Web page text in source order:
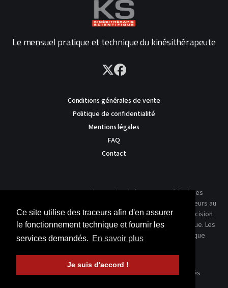
Ce site utilise des traceurs afin d'en assurer
le fonctionnement technique et fournir les
services demandés. En savoir plus
Je suis d'accord !
Le mensuel pratique et technique du kinésithérapeute
Conditions générales de vente
Politique de confidentialité
Mentions légales
FAQ
Contact
AVERTISSEMENT : Ce site est destiné au corps médical. Les
traitements présentés ne reflètent que l'expérience des auteurs au
moment où leur article a été publié dans notre journal. La décision
thérapeutique ne peut se prendre qu'après un examen clinique. Les
techniques publiées ici ne sauraient justifier une quelconque
© 2026 Kinésithérapie Scientifique - Tous droits réservés